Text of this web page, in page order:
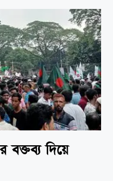
বক্তব্য দিয়ে